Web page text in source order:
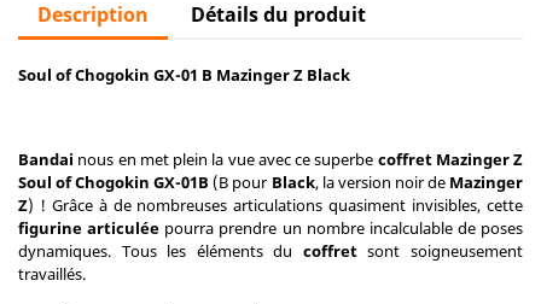
Description Détails du produit
Soul of Chogokin GX-01 B Mazinger Z Black
Bandai nous en met plein la vue avec ce superbe coffret Mazinger Z
Soul of Chogokin GX-01B (B pour Black, la version noir de Mazinger
Z) ! Grâce à de nombreuses articulations quasiment invisibles, cette
figurine articulée pourra prendre un nombre incalculable de poses
dynamiques. Tous les éléments du coffretsont soigneusement
travaillés.